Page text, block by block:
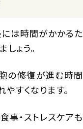
には時間がかかるた
ょう。
の修復が進む時間
すくなります。
事・ストレスケアも